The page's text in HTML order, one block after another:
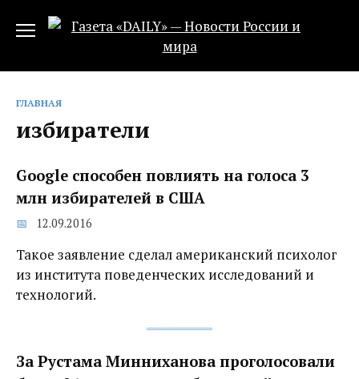
ГЛАВНАЯ
избиратели
Google способен повлиять на голоса 3
млн избирателей в США
12.09.2016
Такое заявление сделал американский психолог
из института поведенческих исследований и
технологий.
За Рустама Минниханова проголосовали